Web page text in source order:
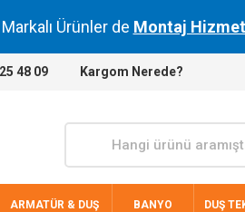
Ürünler de Montaj
48 09 Kargom Nerede?
ARMATÜR & DUŞ
BANYO
DUŞ